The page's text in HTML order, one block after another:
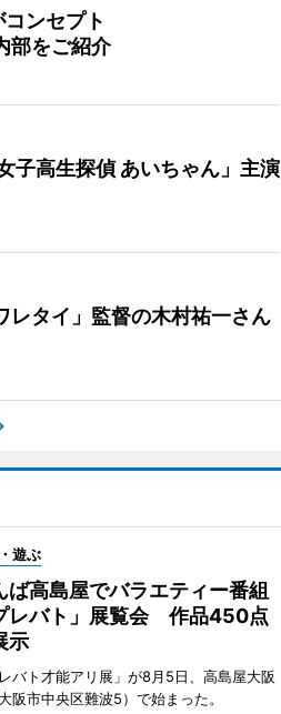
ンセプト
部をご紹介
子高生探偵 あいちゃん」主演
レタイ」監督の木村祐一さん
遊ぶ
ば高島屋でバラエティー番組
レバト」展覧会 作品450点
示
レバト才能アリ展」が8月5日、高島屋大阪
阪市中央区難波5）で始まった。